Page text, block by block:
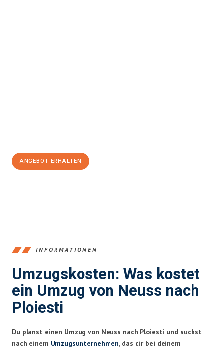
ANGEBOT ERHALTEN
INFORMATIONEN
Umzugskosten: Was kostet
ein Umzug von Neuss nach
Ploiesti
Du planst einen Umzug von Neuss nach Ploiesti und suchst
nach einem Umzugsunternehmen, das dir bei deinem